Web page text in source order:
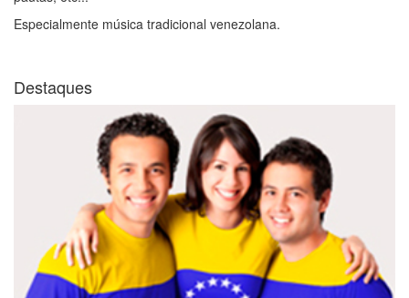
Especialmente música tradicional venezolana.
Destaques